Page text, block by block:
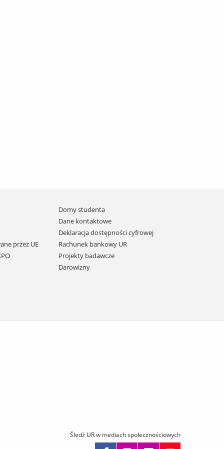
przez UE
Domy studenta
Dane kontaktowe
Deklaracja dostępności cyfrowej
Rachunek bankowy UR
Projekty badawcze
Darowizny
Śledź UR w mediach społecznościowych